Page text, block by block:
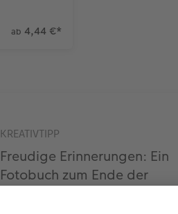
ab 4,44 €*
KREATIVTIPP
Freudige Erinnerungen: Ein
Fotobuch zum Ende der